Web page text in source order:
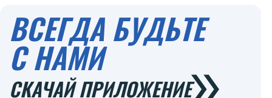
ВСЕГДА БУДЬТЕ
С НАМИ
СКАЧАЙ ПРИЛОЖЕНИЕ